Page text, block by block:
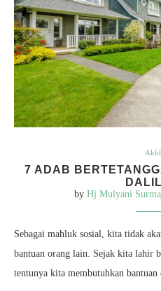
7 ADAB
by Hj Mulyani
Sebagai mahluk sosial, kita tidak
bantuan orang lain. Sejak kita lahir
tentunya kita membutuhkan